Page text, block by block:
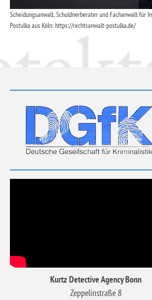
Scheidungsanwalt, Schuldnerberater und Fachanwalt für
Postulka aus Köln: https://rechtsanwalt-postulka.de/
Kurtz Detective Agency Bonn
Zeppelinstraße 8